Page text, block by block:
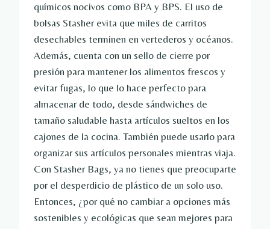
químicos nocivos como BPA y BPS. El uso de
bolsas Stasher evita que miles de carritos
desechables terminen en vertederos y océanos.
Además, cuenta con un sello de cierre por
presión para mantener los alimentos frescos y
evitar fugas, lo que lo hace perfecto para
almacenar de todo, desde sándwiches de
tamaño saludable hasta artículos sueltos en los
cajones de la cocina. También puede usarlo para
organizar sus artículos personales mientras viaja.
Con Stasher Bags, ya no tienes que preocuparte
por el desperdicio de plástico de un solo uso.
Entonces, ¿por qué no cambiar a opciones más
sostenibles y ecológicas que sean mejores para